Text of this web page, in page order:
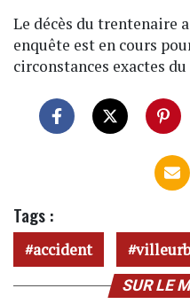
Le décès du trentenaire
enquête est en cours
circonstances exactes
Tags :
accident
SUR LE